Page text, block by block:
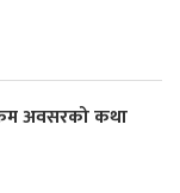
अवसरको कथा